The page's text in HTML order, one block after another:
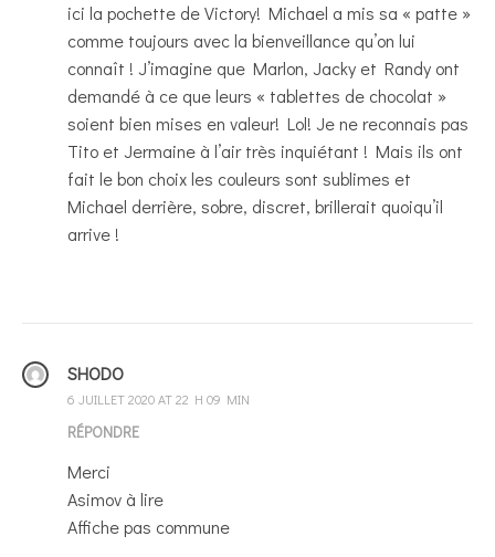
ici la pochette de Victory! Michael a mis sa « patte »
comme toujours avec la bienveillance qu’on lui
connaît ! J’imagine que Marlon, Jacky et Randy ont
demandé à ce que leurs « tablettes de chocolat »
soient bien mises en valeur! Lol! Je ne reconnais pas
Tito et Jermaine à l’air très inquiétant ! Mais ils ont
fait le bon choix les couleurs sont sublimes et
Michael derrière, sobre, discret, brillerait quoiqu’il
arrive !
SHODO
6 JUILLET 2020 AT 22 H 09 MIN
RÉPONDRE
Merci
Asimov à lire
Affiche pas commune